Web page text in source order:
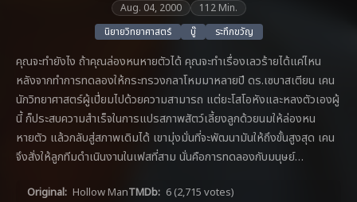
Aug. 04, 2000
112 Min.
นิยายวิทยาศาสตร์
บู๊ ระทึกขวัญ
คุณจะทำยังไง ถ้าคุณล่องหนหายตัวได้ คุณจะทำเรื่องเลวร้ายได้แค่ไหน
หลังจากทำการทดลองให้กระทรวงกลาโหมมาหลายปี ดร.เซบาสเตียน เคน
นักวิทยาศาสตร์ผู้เปี่ยมไปด้วยความสามารถ แต่ยะโสโอหังและหลงตัวเองผู้
นี้ ก็ประสบความสำเร็จในการแปรสภาพสัตว์เลี้ยงลูกด้วยนมให้ล่องหน
หายตัว แล้วกลับสู่สภาพเดิมได้ เขามุ่งมั่นที่จะพัฒนามันให้ถึงขั้นสูงสุด เคน
จึงสั่งให้ลูกทีมดำเนินงานในเฟสที่สาม นั่นคือการทดลองกับมนุษย์…
Original: Hollow ManTMDb: 6 (2,715 votes)